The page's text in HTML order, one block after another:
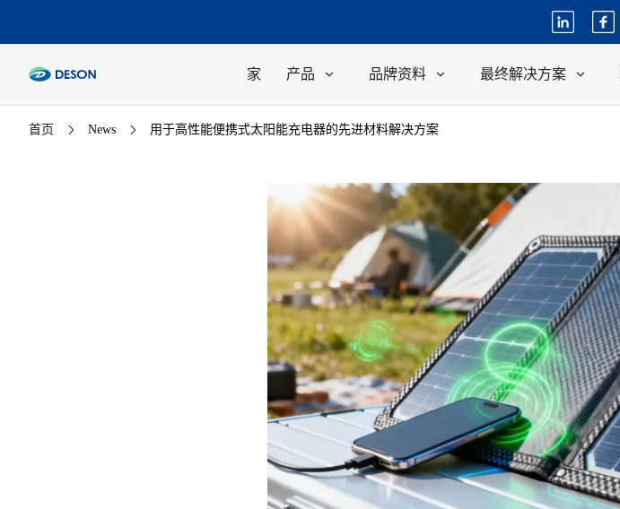
家 产品 品牌资料 最终解决方案
首页 News 用于高性能便携式太阳能充电器的先进材料解决方案